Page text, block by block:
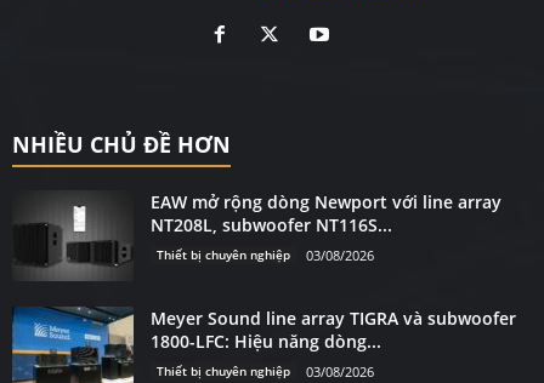
NHIỀU CHỦ ĐỀ HƠN
EAW mở rộng dòng Newport với line array
NT208L, subwoofer NT116S...
Thiết bị chuyên nghiệp 03/08/2026
Meyer Sound line array TIGRA và subwoofer
1800-LFC: Hiệu năng dòng...
Thiết bị chuyên nghiệp 03/08/2026